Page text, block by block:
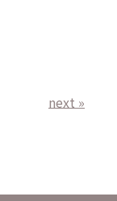
next »